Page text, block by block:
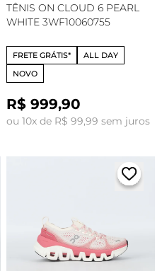
TÊNIS ON CLOUD 6 PEARL
WHITE 3WF10060755
FRETE GRÁTIS*
ALL DAY
NOVO
R$ 999,90
ou 10x de R$ 99,99 sem juros